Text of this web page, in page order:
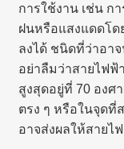
การใช้งาน เช่น ก
ฝนหรือแสงแดดโด
ลงได้ ชนิดที่ว่าอาจ
อย่าลืมว่าสายไฟ
สูงสุดอยู่ที่ 70 องศ
ตรง ๆ หรือในจุดที่
อาจส่งผลให้สายไ